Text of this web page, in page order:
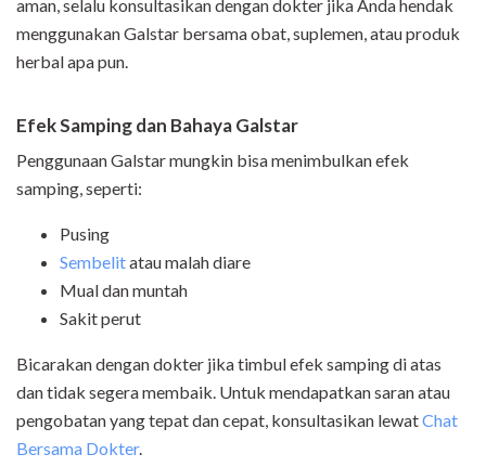
aman, selalu konsultasikan dengan dokter jika Anda hendak
menggunakan Galstar bersama obat, suplemen, atau produk
herbal apa pun.
Efek Samping dan Bahaya Galstar
Penggunaan Galstar mungkin bisa menimbulkan efek
samping, seperti:
Pusing
Sembelitatau malah diare
Mual dan muntah
Sakit perut
Bicarakan dengan dokter jika timbul efek samping di atas
dan tidak segera membaik. Untuk mendapatkan saran atau
pengobatan yang tepat dan cepat, konsultasikan lewatChat
Bersama Dokter.